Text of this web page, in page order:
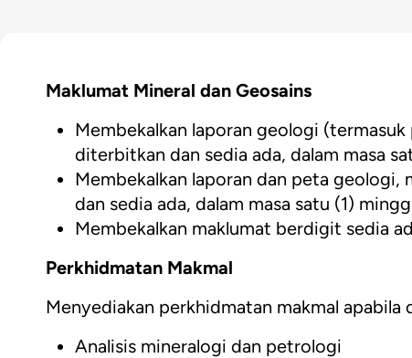
Maklumat Mineral dan Geosains
Membekalkan laporan geologi
diterbitkan dan sedia ada, dalam masa
Membekalkan laporan dan peta
dan sedia ada, dalam masa satu (1)
Membekalkan maklumat berdigit sedia
Perkhidmatan Makmal
Menyediakan perkhidmatan makmal
Analisis mineralogi dan petrologi